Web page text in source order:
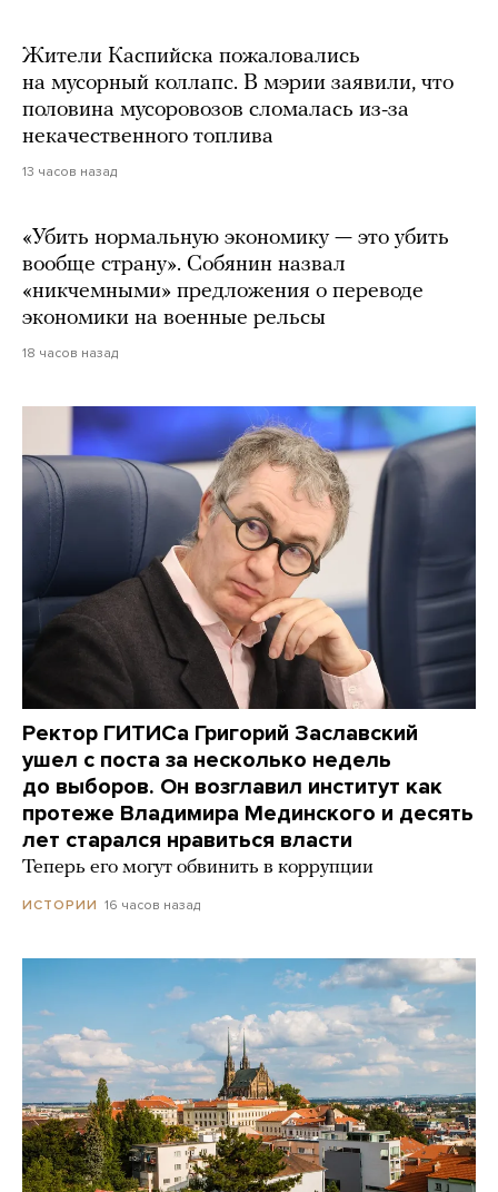
Жители Каспийска пожаловались
на мусорный коллапс. В мэрии заявили, что
половина мусоровозов сломалась из-за
некачественного топлива
13 часов назад
«Убить нормальную экономику — это убить
вообще страну». Собянин назвал
«никчемными» предложения о переводе
экономики на военные рельсы
18 часов назад
Ректор ГИТИСа Григорий Заславский
ушел с поста за несколько недель
до выборов. Он возглавил институт как
протеже Владимира Мединского и десять
лет старался нравиться власти
Теперь его могут обвинить в коррупции
ИСТОРИИ 16 часов назад